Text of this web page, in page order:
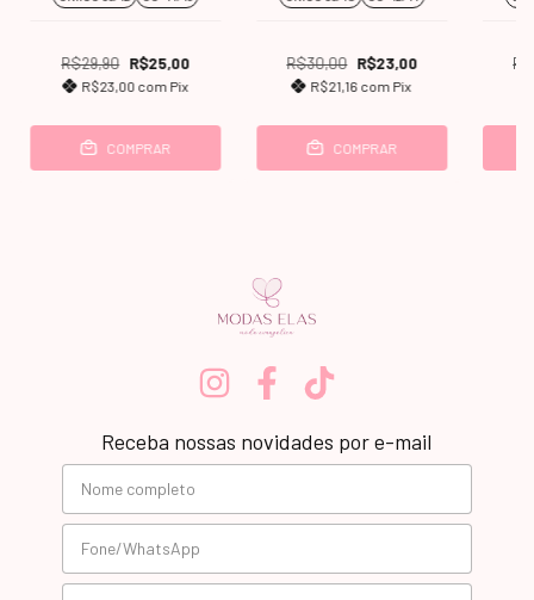
R$29,90 R$25,00
R$23,00 com Pix
COMPRAR
R$30,00 R$23,00
R$21,16 com Pix
COMPRAR
Receba nossas novidades por e-mail